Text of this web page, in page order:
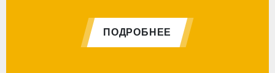
ПОДРОБНЕЕ